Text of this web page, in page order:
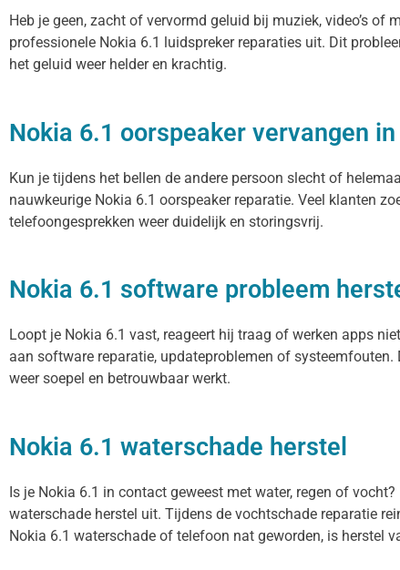
Heb je geen, zacht of vervormd geluid bij muziek, video’s
professionele Nokia 6.1 luidspreker reparaties uit. Dit
het geluid weer helder en krachtig.
Nokia 6.1 oorspeaker vervangen
Kun je tijdens het bellen de andere persoon slecht of
nauwkeurige Nokia 6.1 oorspeaker reparatie. Veel klanten
telefoongesprekken weer duidelijk en storingsvrij.
Nokia 6.1 software probleem
Loopt je Nokia 6.1 vast, reageert hij traag of werken apps
aan software reparatie, updateproblemen of
weer soepel en betrouwbaar werkt.
Nokia 6.1 waterschade herstel
Is je Nokia 6.1 in contact geweest met water, regen of
waterschade herstel uit. Tijdens de vochtschade reparatie
Nokia 6.1 waterschade of telefoon nat geworden, is herstel